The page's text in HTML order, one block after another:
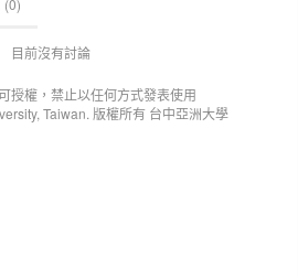
(0)
目前沒有討論
授權，禁止以任何方式發表使用
Taiwan. 版權所有 台中亞洲大學